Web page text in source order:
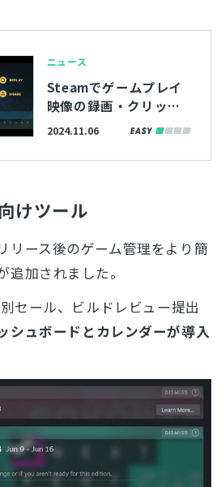
ニュース
Steamでゲームプレイ
映像の録画・クリップ
作成が可能な「ゲーム
式にリリース。瞬時に
ら各種機能がアップデ
2024.11.06
けツール
リース後のゲーム管理をより簡
加されました。
セール、ビルドレビュー提出
シュボードとカレンダーが導入